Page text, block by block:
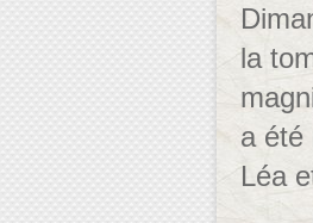
la
a été
Léa